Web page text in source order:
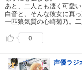
あと、二人とも凄く可愛
白音と、そんな彼女に真
一匹狼気質の心崎菊乃。
0
声優ラジ